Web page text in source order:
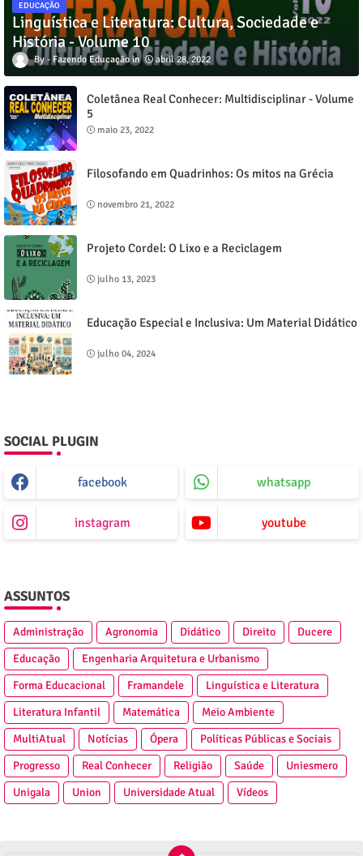
EDUCAÇÃO
Linguística e Literatura: Cultura, Sociedade e
História - Volume 10
Fazendo Educação abril 28, 2022
Coletânea Real Conhecer: Multidisciplinar - Volume
5
maio 23, 2022
Filosofando em Quadrinhos: Os mitos na Grécia
novembro 21, 2022
Projeto Cordel: O Lixo e a Reciclagem
julho 13, 2023
Educação Especial e Inclusiva: Um Material Didático
julho 04, 2024
SOCIAL PLUGIN
facebook whatsapp
instagram youtube
ASSUNTOS
Administração Agronomia Didático Direito
Ducere
Educação
Engenharia Arquitetura e Urbanismo
Forma Educacional
Framandele
Linguística e Literatura
Literatura Infantil
Matemática
Meio Ambiente
MultiAtual
Notícias Ópera
Políticas Públicas e Sociais
Progresso
Real Conhecer Religião Saúde
Uniesmero
Unigala
Union Universidade Atual Vídeos